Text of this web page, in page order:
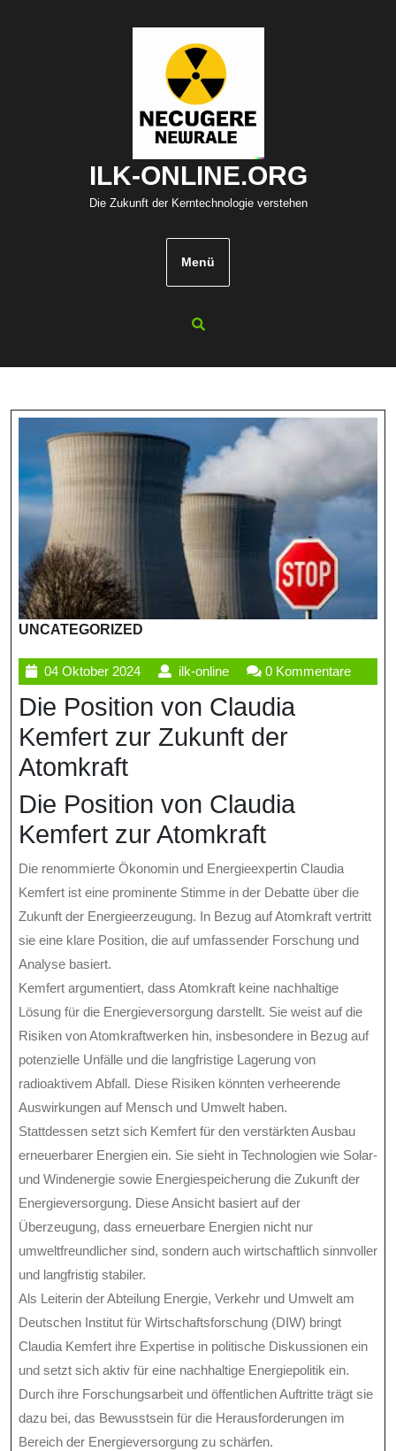
ILK-ONLINE.ORG
Die Zukunft der Kerntechnologie verstehen
Menü
UNCATEGORIZED
04 Oktober 202404
Oktober
2024
ilk-onlineilk-
online
0 Kommentare
Die Position von Claudia
Kemfert zur Zukunft der
Atomkraft
Die Position von Claudia
Kemfert zur Atomkraft
Die renommierte Ökonomin und Energieexpertin Claudia
Kemfert ist eine prominente Stimme in der Debatte über die
Zukunft der Energieerzeugung. In Bezug auf Atomkraft vertritt
sie eine klare Position, die auf umfassender Forschung und
Analyse basiert.
Kemfert argumentiert, dass Atomkraft keine nachhaltige
Lösung für die Energieversorgung darstellt. Sie weist auf die
Risiken von Atomkraftwerken hin, insbesondere in Bezug auf
potenzielle Unfälle und die langfristige Lagerung von
radioaktivem Abfall. Diese Risiken könnten verheerende
Auswirkungen auf Mensch und Umwelt haben.
Stattdessen setzt sich Kemfert für den verstärkten Ausbau
erneuerbarer Energien ein. Sie sieht in Technologien wie Solar-
und Windenergie sowie Energiespeicherung die Zukunft der
Energieversorgung. Diese Ansicht basiert auf der
Überzeugung, dass erneuerbare Energien nicht nur
umweltfreundlicher sind, sondern auch wirtschaftlich sinnvoller
und langfristig stabiler.
Als Leiterin der Abteilung Energie, Verkehr und Umwelt am
Deutschen Institut für Wirtschaftsforschung (DIW) bringt
Claudia Kemfert ihre Expertise in politische Diskussionen ein
und setzt sich aktiv für eine nachhaltige Energiepolitik ein.
Durch ihre Forschungsarbeit und öffentlichen Auftritte trägt sie
dazu bei, das Bewusstsein für die Herausforderungen im
Bereich der Energieversorgung zu schärfen.